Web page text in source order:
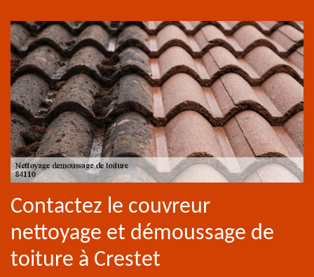
Contactez le couvreur
nettoyage et démoussage de
toiture à Crestet